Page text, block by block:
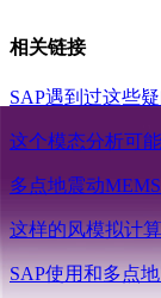
相关链接
SAP遇到过这些
这个模态分析可
多点地震动
这样的风模拟计
SAP使用和多点
基于MATLAB的
视化程序
基于C#和.net的
序
可视化程序